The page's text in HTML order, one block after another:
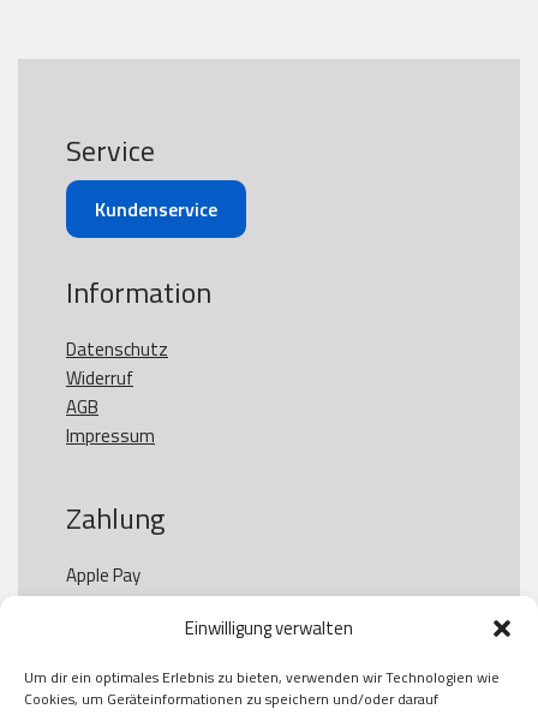
Einwilligung verwalten
Um dir ein optimales Erlebnis zu bieten, verwenden wir Technologien wie
Cookies, um Geräteinformationen zu speichern und/oder darauf
Service
Kundenservice
Information
Datenschutz
Widerruf
AGB
Impressum
Zahlung
Apple Pay
Paypal
Kauf auf Rechung